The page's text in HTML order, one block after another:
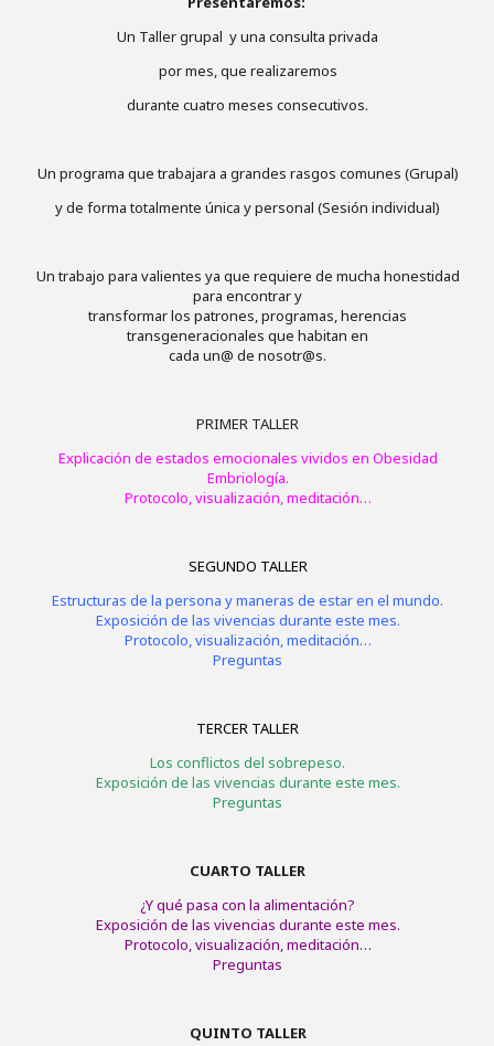
Un Taller grupal y una consulta privada
por mes, que realizaremos
durante cuatro meses consecutivos.
Un programa que trabajara a grandes rasgos comunes (Grupal)
y de forma totalmente única y personal (Sesión individual)
Un trabajo para valientes ya que requiere de mucha honestidad
para encontrar y
transformar los patrones, programas, herencias
transgeneracionales que habitan en
cada un@ de nosotr@s.
PRIMER TALLER
Explicación de estados emocionales vividos en Obesidad
Embriología.
Protocolo, visualización, meditación…
SEGUNDO TALLER
Estructuras de la persona y maneras de estar en el mundo.
Exposición de las vivencias durante este mes.
Protocolo, visualización, meditación…
Preguntas
TERCER TALLER
Los conflictos del sobrepeso.
Exposición de las vivencias durante este mes.
Preguntas
CUARTO TALLER
¿Y qué pasa con la alimentación?
Exposición de las vivencias durante este mes.
Protocolo, visualización, meditación…
Preguntas
QUINTO TALLER